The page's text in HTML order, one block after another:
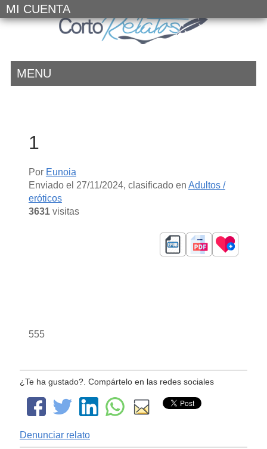
MI CUENTA
MENU
1
Por Eunoia
Enviado el 27/11/2024, clasificado en Adultos /
eróticos
3631visitas
555
¿Te ha gustado?. Compártelo en las redes sociales
Denunciar relato